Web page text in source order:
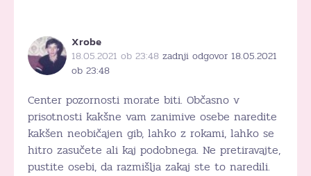
Xrobe
18.05.2021 ob 23:48 zadnji odgovor 18.05.2021
ob 23:48
Center pozornosti morate biti. Občasno v
prisotnosti kakšne vam zanimive osebe naredite
kakšen neobičajen gib, lahko z rokami, lahko se
hitro zasučete ali kaj podobnega. Ne pretiravajte,
pustite osebi, da razmišlja zakaj ste to naredili.